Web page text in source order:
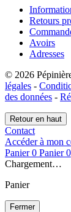
Retours
Avoirs
Adresses
© 2026
légales -
des données -
Retour en haut
Contact
Accéder à mon
Panier 0 Panier 0
Chargement…
Panier
Fermer